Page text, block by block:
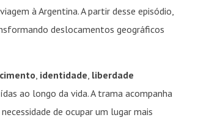
à Argentina. A partir desse episódio,
deslocamentos geográficos
, identidade, liberdade
ao longo da vida. A trama acompanha
de ocupar um lugar mais